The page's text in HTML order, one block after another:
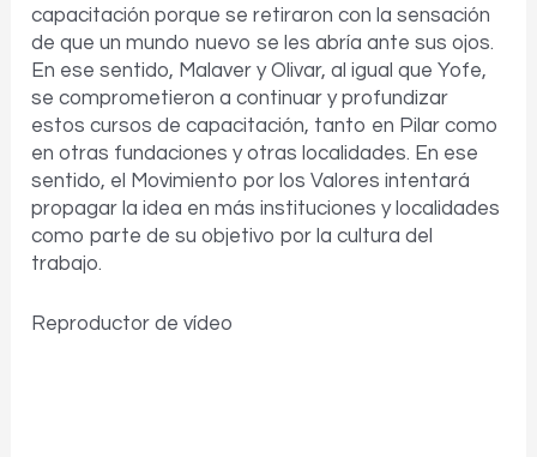
capacitación porque se retiraron con la sensación
de que un mundo nuevo se les abría ante sus ojos.
En ese sentido, Malaver y Olivar, al igual que Yofe,
se comprometieron a continuar y profundizar
estos cursos de capacitación, tanto en Pilar como
en otras fundaciones y otras localidades. En ese
sentido, el Movimiento por los Valores intentará
propagar la idea en más instituciones y localidades
como parte de su objetivo por la cultura del
trabajo.
Reproductor de vídeo